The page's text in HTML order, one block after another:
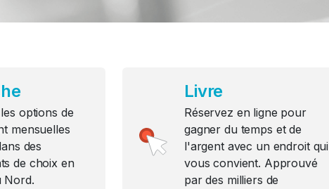
options de
mensuelles
des
de choix en
Nord.
Livre
Réservez en ligne pour
gagner du temps et de
l'argent avec un endroit qui
vous convient. Approuvé
par des milliers de